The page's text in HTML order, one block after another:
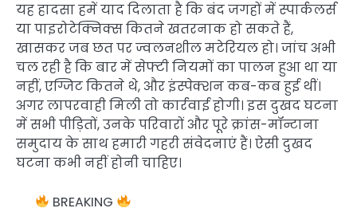
यह हादसा हमें याद दिलाता है कि बंद जगहों में स्पार्कलर्स
या पाइरोटेक्निक्स कितने खतरनाक हो सकते हैं,
खासकर जब छत पर ज्वलनशील मटेरियल हो। जांच अभी
चल रही है कि बार में सेफ्टी नियमों का पालन हुआ था या
नहीं, एग्जिट कितने थे, और इंस्पेक्शन कब-कब हुई थीं।
अगर लापरवाही मिली तो कार्रवाई होगी। इस दुखद घटना
में सभी पीड़ितों, उनके परिवारों और पूरे क्रांस-मॉन्टाना
समुदाय के साथ हमारी गहरी संवेदनाएं हैं। ऐसी दुखद
घटना कभी नहीं होनी चाहिए।
BREAKING